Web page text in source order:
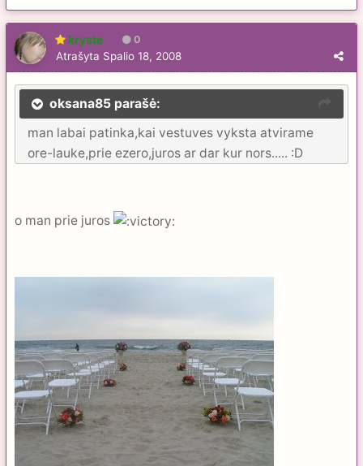
kryste 0
Atrašyta Spalio 18, 2008
oksana85 parašė:
man labai patinka,kai vestuves vyksta atvirame
ore-lauke,prie ezero,juros ar dar kur nors..... :D
o man prie juros